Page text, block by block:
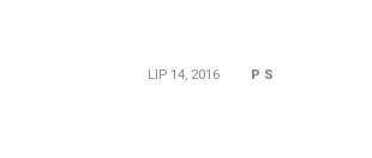
LIP 14, 2016 P S